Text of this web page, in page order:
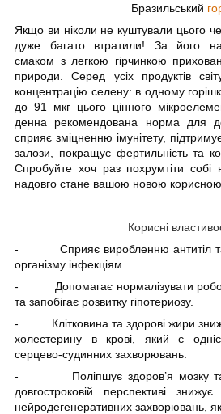
Бразильський
Якщо ви ніколи не куштували цього
дуже багато втратили! За його
смаком з легкою гірчинкою
природи. Серед усіх продуктів
концентрацію селену: в одному
до 91 мкг цього цінного
денна рекомендована норма для
сприяє зміцненню імунітету,
залози, покращує фертильність та
Спробуйте хоч раз похрумтіти собі
надовго стане вашою новою корисною
Корисні
-
Сприяє виробленню антитіл
організму інфекціям.
-
Допомагає нормалізувати
та запобігає розвитку гіпотериозу.
-
Клітковина та здорові жири
холестерину в крові, який є
серцево-судинних захворювань.
-
Поліпшує здоров’я мозку
довгостроковій перспективі
нейродегенеративних захворювань,